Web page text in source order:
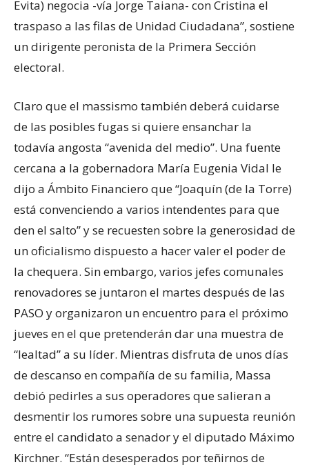
Evita) negocia -vía Jorge Taiana- con Cristina el
traspaso a las filas de Unidad Ciudadana”, sostiene
un dirigente peronista de la Primera Sección
electoral.
Claro que el massismo también deberá cuidarse
de las posibles fugas si quiere ensanchar la
todavía angosta “avenida del medio”. Una fuente
cercana a la gobernadora María Eugenia Vidal le
dijo a Ámbito Financiero que “Joaquín (de la Torre)
está convenciendo a varios intendentes para que
den el salto” y se recuesten sobre la generosidad de
un oficialismo dispuesto a hacer valer el poder de
la chequera. Sin embargo, varios jefes comunales
renovadores se juntaron el martes después de las
PASO y organizaron un encuentro para el próximo
jueves en el que pretenderán dar una muestra de
“lealtad” a su líder. Mientras disfruta de unos días
de descanso en compañía de su familia, Massa
debió pedirles a sus operadores que salieran a
desmentir los rumores sobre una supuesta reunión
entre el candidato a senador y el diputado Máximo
Kirchner. “Están desesperados por teñirnos de